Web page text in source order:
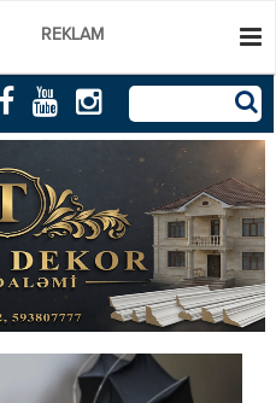
REKLAM